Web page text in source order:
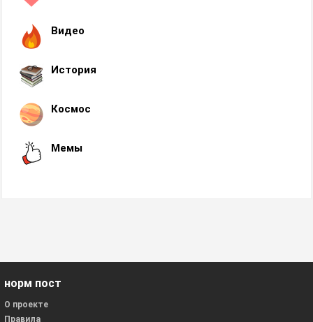
Видео
История
Космос
Мемы
норм пост
О проекте
Правила